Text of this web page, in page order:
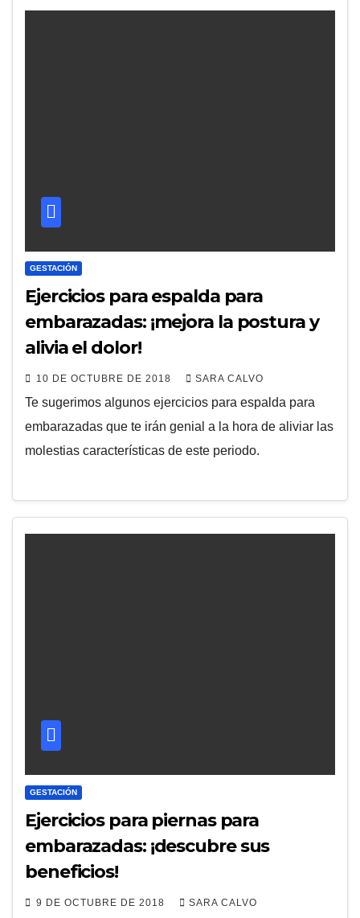
GESTACIÓN
Ejercicios para espalda para
embarazadas: ¡mejora la postura y
alivia el dolor!
10 DE OCTUBRE DE 2018 SARA CALVO
Te sugerimos algunos ejercicios para espalda para
embarazadas que te irán genial a la hora de aliviar las
molestias características de este periodo.
GESTACIÓN
Ejercicios para piernas para
embarazadas: ¡descubre sus
beneficios!
9 DE OCTUBRE DE 2018 SARA CALVO